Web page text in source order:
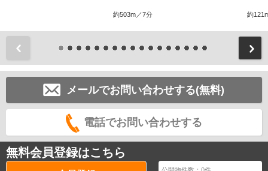
約503m／7分 約
メールでお問い合わせする(無料)
電話でお問い合わせする
無料会員登録はこちら